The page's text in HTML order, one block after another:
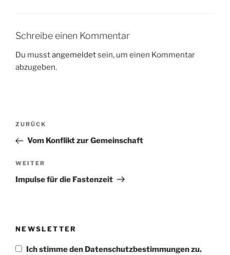
Schreibe einen Kommentar
Du musstangemeldetsein, um einen Kommentar
abzugeben.
Beitragsnavigation
Vorheriger
Beitrag
ZURÜCK
Vom Konflikt zur Gemeinschaft
Nächster
Beitrag
WEITER
Impulse für die Fastenzeit
NEWSLETTER
Ich stimme den Datenschutzbestimmungen zu.